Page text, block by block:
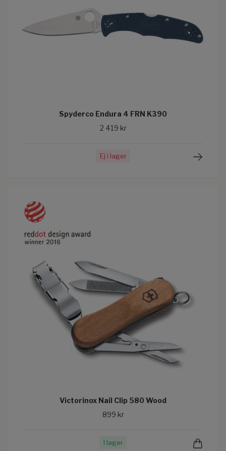
Spyderco Endura 4 FRN K390
2 419 kr
Ej i lager
Victorinox Nail Clip 580 Wood
899 kr
I lager